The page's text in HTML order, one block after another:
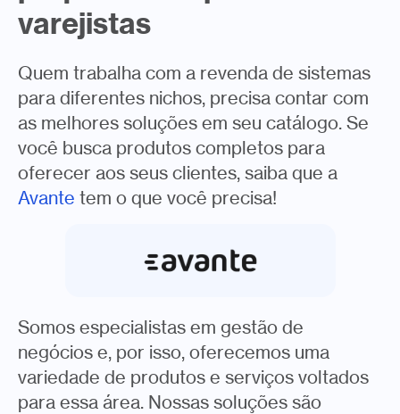
varejistas
Quem trabalha com a revenda de sistemas
para diferentes nichos, precisa contar com
as melhores soluções em seu catálogo. Se
você busca produtos completos para
oferecer aos seus clientes, saiba que a
Avante tem o que você precisa!
Somos especialistas em gestão de
negócios e, por isso, oferecemos uma
variedade de produtos e serviços voltados
para essa área. Nossas soluções são